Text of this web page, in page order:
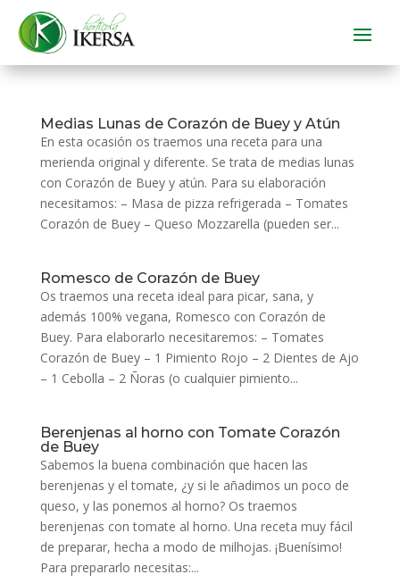
Medias Lunas de Corazón de Buey y Atún
En esta ocasión os traemos una receta para una
merienda original y diferente. Se trata de medias lunas
con Corazón de Buey y atún. Para su elaboración
necesitamos: – Masa de pizza refrigerada – Tomates
Corazón de Buey – Queso Mozzarella (pueden ser...
Romesco de Corazón de Buey
Os traemos una receta ideal para picar, sana, y
además 100% vegana, Romesco con Corazón de
Buey. Para elaborarlo necesitaremos: – Tomates
Corazón de Buey – 1 Pimiento Rojo – 2 Dientes de Ajo
– 1 Cebolla – 2 Ñoras (o cualquier pimiento...
Berenjenas al horno con Tomate Corazón
de Buey
Sabemos la buena combinación que hacen las
berenjenas y el tomate, ¿y si le añadimos un poco de
queso, y las ponemos al horno? Os traemos
berenjenas con tomate al horno. Una receta muy fácil
de preparar, hecha a modo de milhojas. ¡Buenísimo!
Para prepararlo necesitas:...